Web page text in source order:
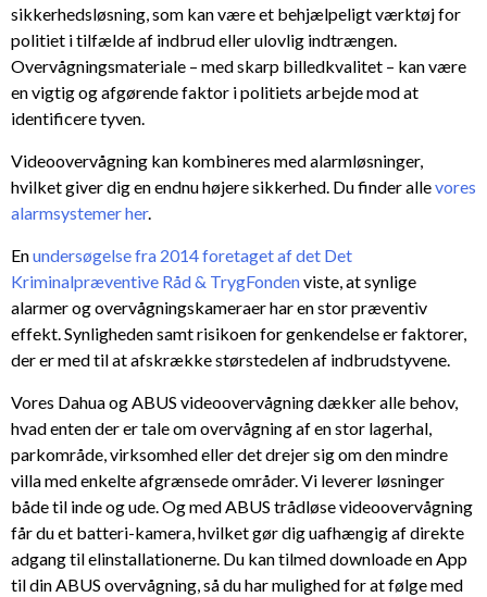
sikkerhedsløsning, som kan være et behjælpeligt værktøj for
politiet i tilfælde af indbrud eller ulovlig indtrængen.
Overvågningsmateriale – med skarp billedkvalitet – kan være
en vigtig og afgørende faktor i politiets arbejde mod at
identificere tyven.
Videoovervågning kan kombineres med alarmløsninger,
hvilket giver dig en endnu højere sikkerhed. Du finder allevores
alarmsystemer her.
Enundersøgelse fra 2014 foretaget af det Det
Kriminalpræventive Råd & TrygFondenviste, at synlige
alarmer og overvågningskameraer har en stor præventiv
effekt. Synligheden samt risikoen for genkendelse er faktorer,
der er med til at afskrække størstedelen af indbrudstyvene.
Vores Dahua og ABUS videoovervågning dækker alle behov,
hvad enten der er tale om overvågning af en stor lagerhal,
parkområde, virksomhed eller det drejer sig om den mindre
villa med enkelte afgrænsede områder. Vi leverer løsninger
både til inde og ude. Og med ABUS trådløse videoovervågning
får du et batteri-kamera, hvilket gør dig uafhængig af direkte
adgang til elinstallationerne. Du kan tilmed downloade en App
til din ABUS overvågning, så du har mulighed for at følge med